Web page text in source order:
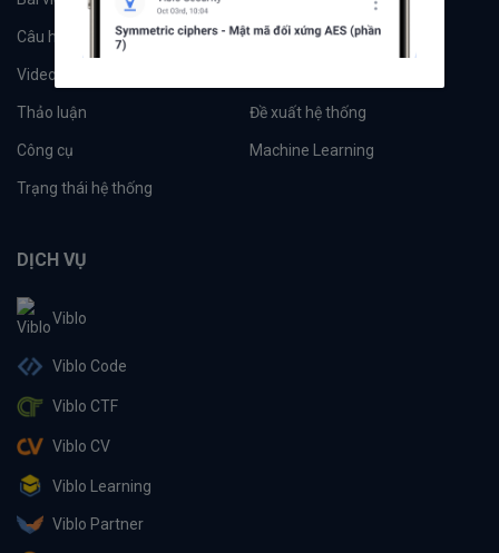
Câu hỏi Tags
Videos
Thảo luận Đề xuất hệ thống
Công cụ Machine Learning
Trạng thái hệ thống
DỊCH VỤ
Viblo
Viblo Code
Viblo CTF
Viblo CV
Viblo Learning
Viblo Partner